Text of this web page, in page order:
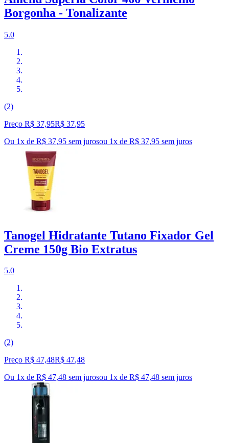
Borgonha - Tonalizante
5.0
(2)
Preço R$ 37,95R$ 37,95
Ou 1x de R$ 37,95 sem jurosou 1x de R$ 37,95 sem juros
Tanogel Hidratante Tutano Fixador Gel
Creme 150g Bio Extratus
5.0
(2)
Preço R$ 47,48R$ 47,48
Ou 1x de R$ 47,48 sem jurosou 1x de R$ 47,48 sem juros